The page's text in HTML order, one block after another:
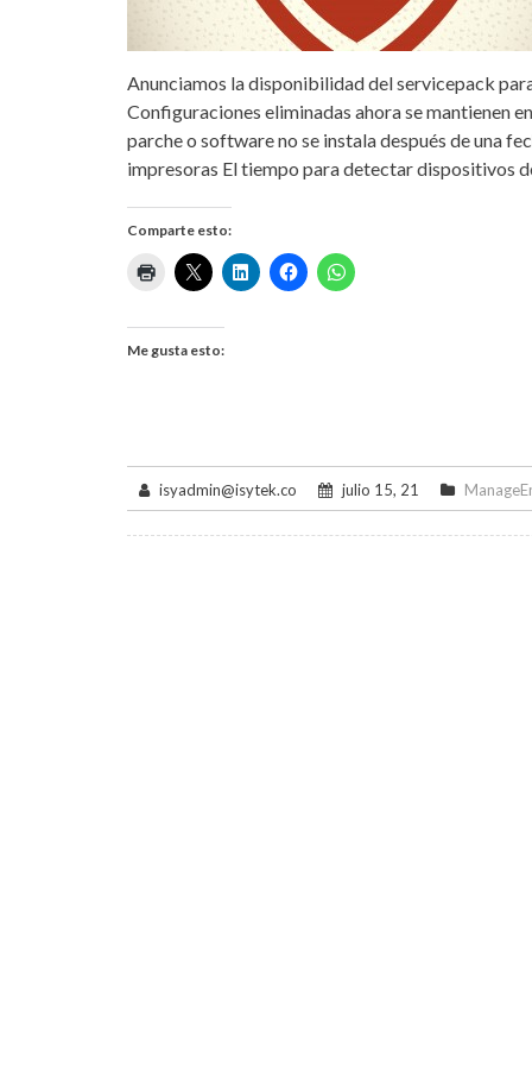
Anunciamos la disponibilidad del servicepack
Configuraciones eliminadas ahora se mantienen
parche o software no se instala después de una
impresoras El tiempo para detectar dispositivos
Comparte esto:
Me gusta esto:
isyadmin@isytek.co julio 15, 21